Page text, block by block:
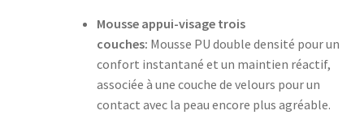
Mousse appui-visage trois
couches: Mousse PU double densité pour un
confort instantané et un maintien réactif,
associée à une couche de velours pour un
contact avec la peau encore plus agréable.